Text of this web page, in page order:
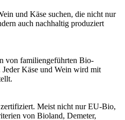
und Käse suchen, die nicht nur
auch nachhaltig produziert
von familiengeführten Bio-
Käse und Wein wird mit
Meist nicht nur EU-Bio,
von Bioland, Demeter,